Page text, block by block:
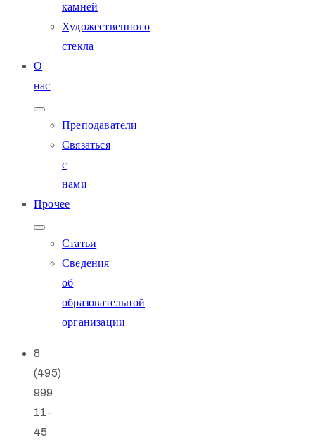
камней
Художественного
стекла
О
нас
Преподаватели
Связаться
с
нами
Прочее
Статьи
Сведения
об
образовательной
организации
8
(495)
999
11-
45